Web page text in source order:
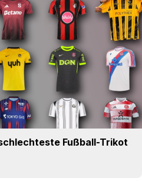
Fußball-Trikot